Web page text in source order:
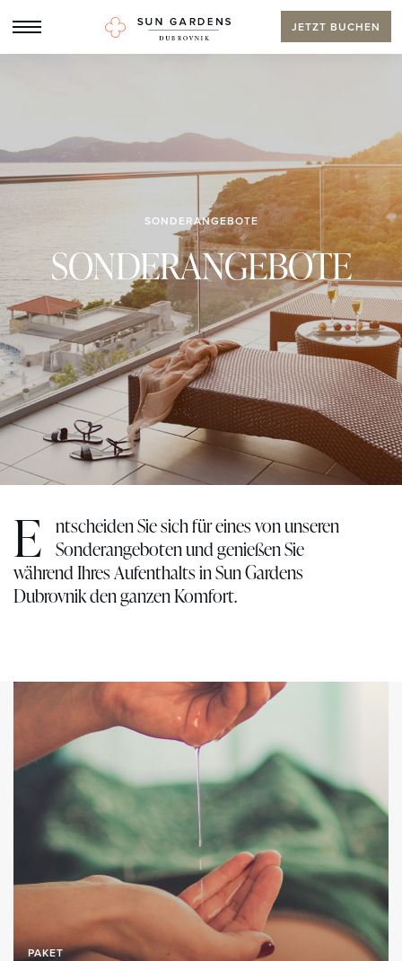
JETZT BUCHEN
SONDERANGEBOTE
SONDERANGEBOTE
E ntscheiden Sie sich für eines von unseren
Sonderangeboten und genießen Sie
während Ihres Aufenthalts in Sun Gardens
Dubrovnik den ganzen Komfort.
PAKET